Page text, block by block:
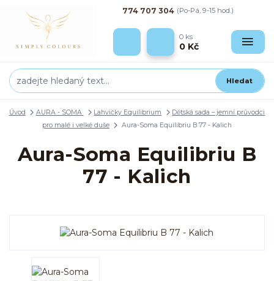
Hledat
774 707 304 (Po-Pá, 9-15 hod.)
0 ks
0 Kč
Úvod AURA - SOMA Lahvičky Equilibrium
Dětská sada – jemní průvodci
pro malé i velké duše
Aura-Soma Equilibriu B 77 - Kalich
Aura-Soma Equilibriu B
77 - Kalich